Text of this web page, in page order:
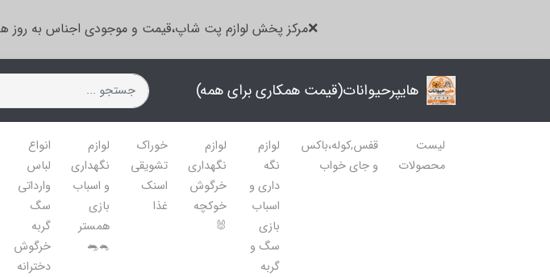
❌مرکز پخش لوازم پت شاپ،قیمت و موجودی اجناس به روز
هایپرحیوانات(قیمت همکاری برای همه)
لیست
محصولات
قفس,کوله،باکس
و جای خواب
لوازم
نگه
داری و
اسباب
بازی
سگ و
گربه
لوازم
نگهداری
خرگوش
خوکچه
🐰
خوراک
تشویقی
اسنک
غذا
لوازم
نگهداری
و اسباب
بازی
همستر
🐁🐀
انواع
لباس
وارداتی
سگ
گربه
خرگوش
دخترانه